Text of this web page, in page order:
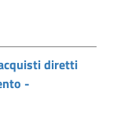
diretti
-